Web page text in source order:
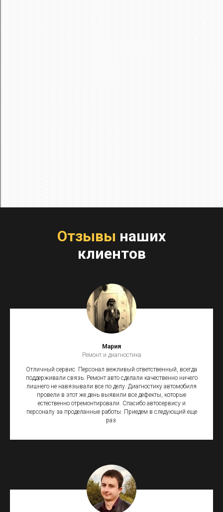
Отзывы наших
клиентов
Мария
Ремонт и диагностика
Отличный сервис. Персонал вежливый ответственный, всегда
поддерживали связь. Ремонт авто сделали качественно ничего
лишнего не навязывали все по делу. Диагностику автомобиля
провели в этот же день выявили все дефекты, которые
естественно отремонтировали. Спасибо автосервису и
персоналу за проделанные работы. Приедем в следующий еще
раз.